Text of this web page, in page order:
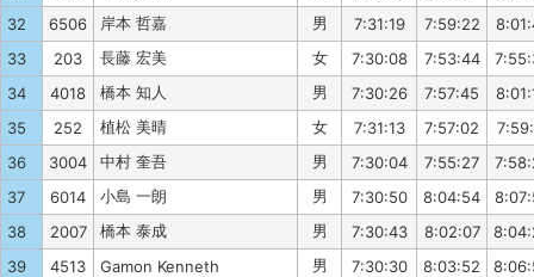
32
6506 岸本 哲嘉 男 7:31:19 7:59:22
33
203 長藤 宏美 女 7:30:08 7:53:44
34
4018 橋本 知人 男 7:30:26 7:57:45
35
252 植松 美晴 女 7:31:13 7:57:02
36
3004 中村 奎吾 男 7:30:04 7:55:27
37
6014 小島 一朗 男 7:30:50 8:04:54
38
2007 橋本 泰成 男 7:30:43 8:02:07
39
4513 Gamon Kenneth 男 7:30:30 8:03:52